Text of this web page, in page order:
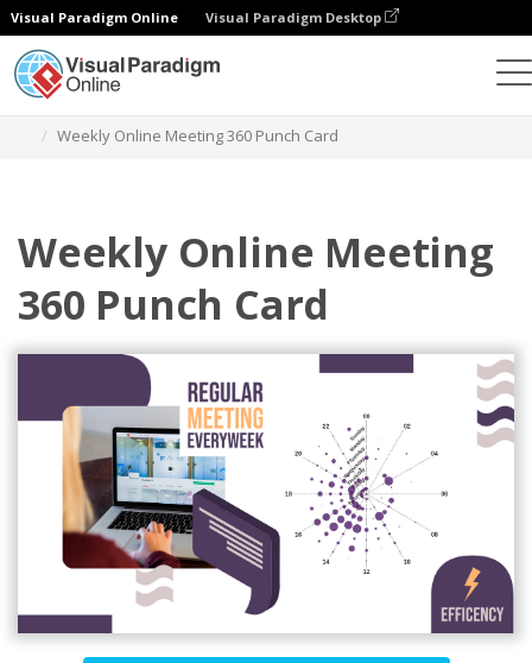
Visual Paradigm Online Visual Paradigm Desktop
Weekly Online Meeting 360 Punch Card
Weekly Online Meeting
360 Punch Card